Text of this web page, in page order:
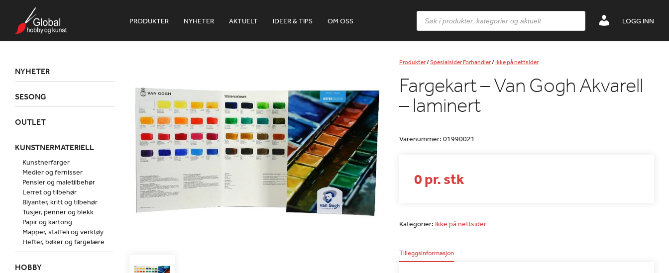
PRODUKTER NYHETER AKTUELT IDEER & TIPS OM OSS LOGG INN
Products
search
Produkter/Spesialsider Forhandler/Ikke på nettsider
Fargekart – Van Gogh Akvarell
– laminert
Varenummer: 01990021
0 pr. stk
Kategorier: Ikke på nettsider
Tilleggsinformasjon
NYHETER
SESONG
OUTLET
KUNSTNERMATERIELL
Kunstnerfarger
Medier og fernisser
Pensler og maletilbehør
Lerret og tilbehør
Blyanter, kritt og tilbehør
Tusjer, penner og blekk
Papir og kartong
Mapper, staffeli og verktøy
Hefter, bøker og fargelære
HOBBY